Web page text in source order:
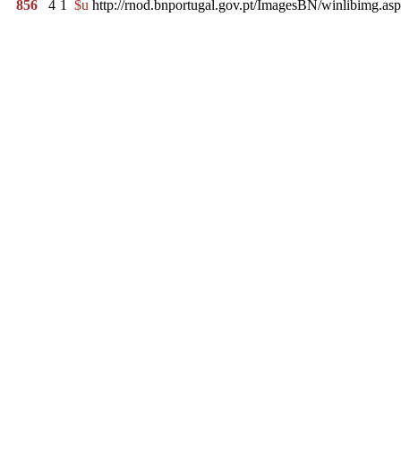
856
4 1 $u http://rnod.bnportugal.gov.pt/ImagesBN/